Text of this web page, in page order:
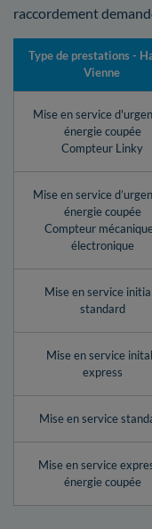
raccordement
Type de prestations -
Vienne
Mise en service
énergie coupée
Compteur Linky
Mise en service
énergie coupée
Compteur
électronique
Mise en service
standard
Mise en service
express
Mise en service
Mise en service
énergie coupée